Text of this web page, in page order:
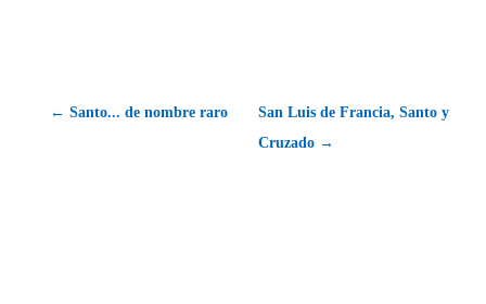
← Santo... de nombre raro
San Luis de Francia, Santo y
Cruzado →